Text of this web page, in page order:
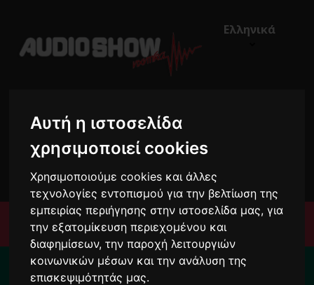
Αυτή η ιστοσελίδα
χρησιμοποιεί cookies
Χρησιμοποιούμε cookies και άλλες
τεχνολογίες εντοπισμού για την βελτίωση της
εμπειρίας περιήγησης στην ιστοσελίδα μας, για
την εξατομίκευση περιεχομένου και
διαφημίσεων, την παροχή λειτουργιών
κοινωνικών μέσων και την ανάλυση της
επισκεψιμότητάς μας.
Ελληνικά
Μενού
Για το διάστημα από 10/8 ως 24/8 οι
παραγγελίες σας ενδέχεται να